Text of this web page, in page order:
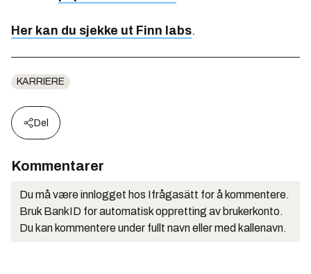
Her kan du sjekke ut Finn labs.
KARRIERE
Del
Kommentarer
Du må være innlogget hos Ifrågasätt for å kommentere.
Bruk BankID for automatisk oppretting av brukerkonto.
Du kan kommentere under fullt navn eller med kallenavn.